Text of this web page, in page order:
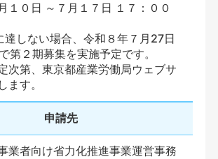
１０日 ～７月１７日 １７：００
達しない場合、令和８年７月27日
第２期募集を実施予定です。
次第、東京都産業労働局ウェブサ
ます。
申請先
業者向け省力化推進事業運営事務